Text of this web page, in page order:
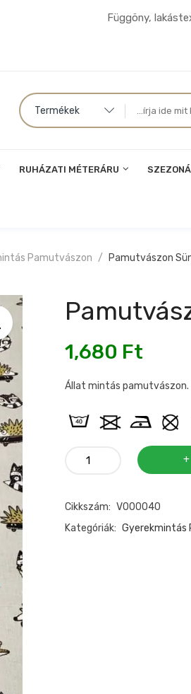
Függöny,
Termékek
RUHÁZATI MÉTERÁRU
Pamutvászon Pamutvászon
1,680 Ft
Állat mintás pamutvászon.
Pamutvászon
mennyiség
Cikkszám: V000040
Kategóriák: Gyerekmintás